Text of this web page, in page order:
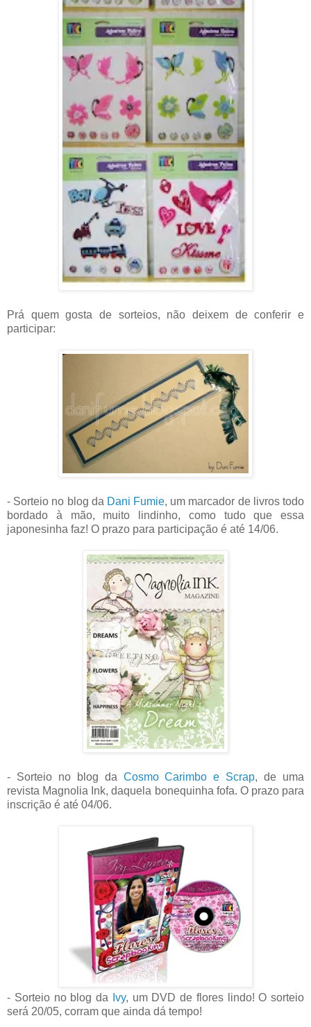
Prá quem gosta de sorteios, não deixem de conferir e
participar:
- Sorteio no blog da Dani Fumie, um marcador de livros todo
bordado à mão, muito lindinho, como tudo que essa
japonesinha faz! O prazo para participação é até 14/06.
- Sorteio no blog da Cosmo Carimbo e Scrap, de uma
revista Magnolia Ink, daquela bonequinha fofa. O prazo para
inscrição é até 04/06.
- Sorteio no blog da Ivy, um DVD de flores lindo! O sorteio
será 20/05, corram que ainda dá tempo!